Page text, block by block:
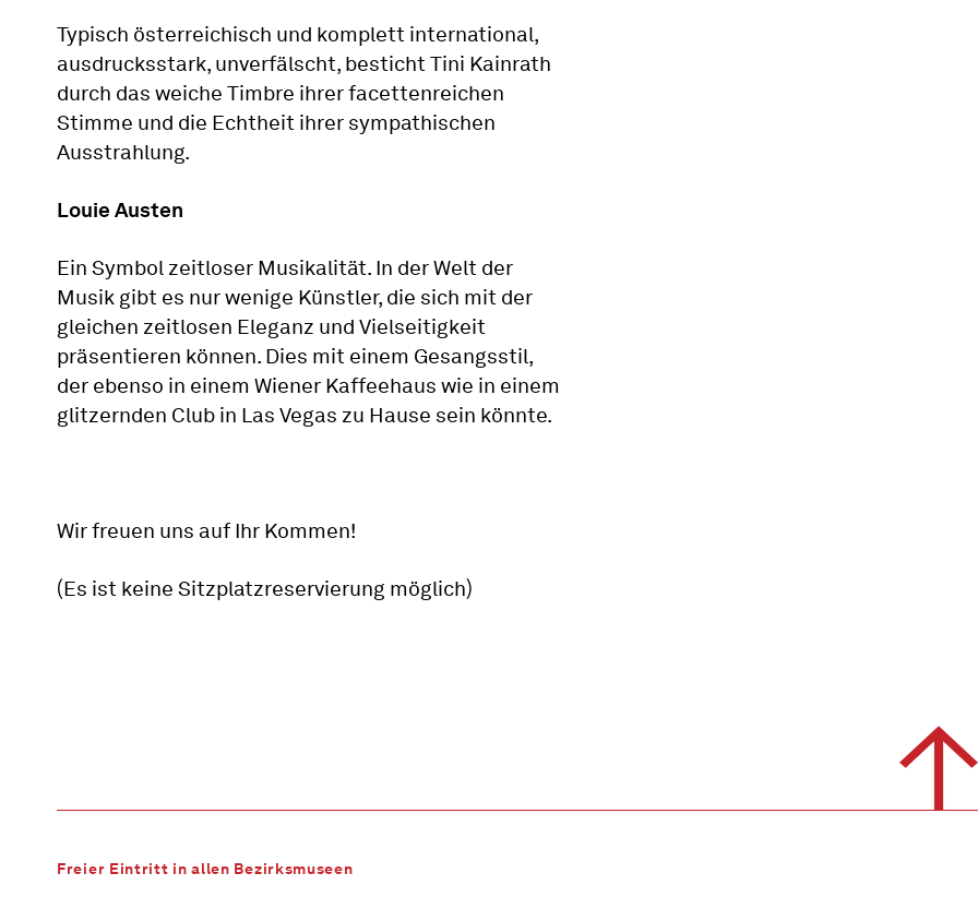
Typisch österreichisch und komplett international,
ausdrucksstark, unverfälscht, besticht Tini Kainrath
durch das weiche Timbre ihrer facettenreichen
Stimme und die Echtheit ihrer sympathischen
Ausstrahlung.
Louie Austen
Ein Symbol zeitloser Musikalität. In der Welt der
Musik gibt es nur wenige Künstler, die sich mit der
gleichen zeitlosen Eleganz und Vielseitigkeit
präsentieren können. Dies mit einem Gesangsstil,
der ebenso in einem Wiener Kaffeehaus wie in einem
glitzernden Club in Las Vegas zu Hause sein könnte.
Wir freuen uns auf Ihr Kommen!
(Es ist keine Sitzplatzreservierung möglich)
Freier Eintritt in allen Bezirksmuseen